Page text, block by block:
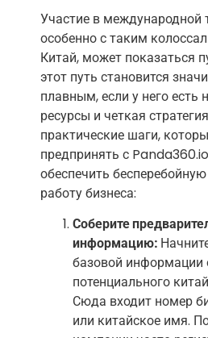
Участие в международной
особенно с таким
Китай, может показаться
этот путь становится
плавным, если у него есть
ресурсы и четкая
практические шаги,
предпринять с
обеспечить
работу бизнеса:
Соберите
информацию:
базовой информации
потенциального
Сюда входит номер
или китайское имя.